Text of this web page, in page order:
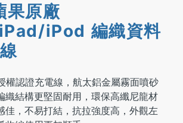
原廠
iPod 編織資料
權認證充電線，航太鋁金屬霧面噴砂
織結構更堅固耐用，環保高纖尼龍材
佳，不易打結，抗拉強度高，外觀左